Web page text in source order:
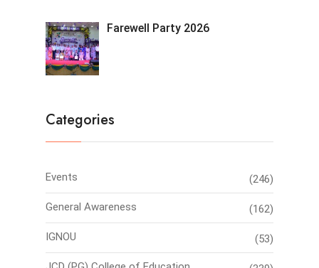
Farewell Party 2026
Categories
Events (246)
General Awareness (162)
IGNOU (53)